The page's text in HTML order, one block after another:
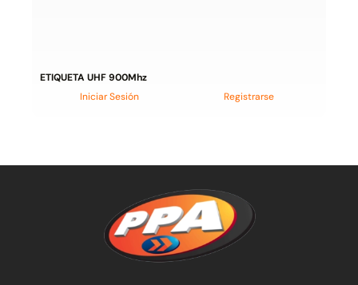
ETIQUETA UHF 900Mhz
Iniciar Sesión
Registrarse